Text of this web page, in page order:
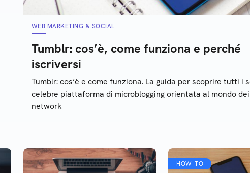
WEB MARKETING & SOCIAL
Tumblr: cos’è, come funziona e perché
iscriversi
Tumblr: cos’è e come funziona. La guida per scoprire tutti i
celebre piattaforma di microblogging orientata al mondo
network
HOW-TO